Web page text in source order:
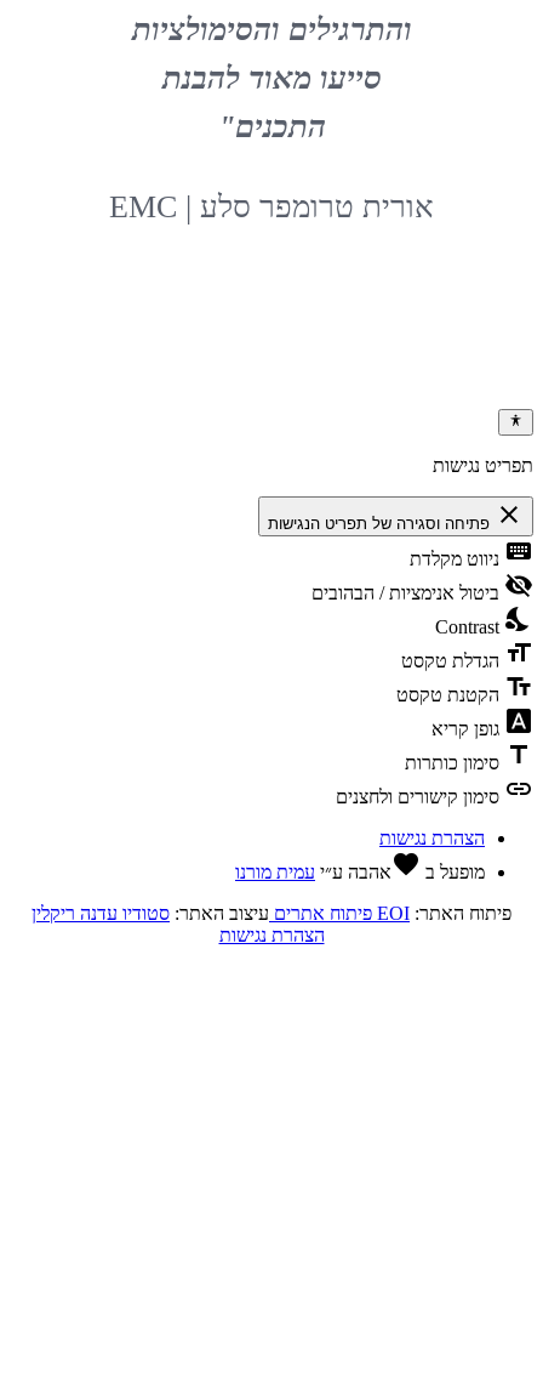
והתרגילים והסימולציות
סייעו מאוד להבנת
התכנים"
אורית טרומפר סלע | EMC
נגישות
פתיחה וסגירה של תפריט הנגישות
מקלדת
אנימציות / הבהובים
טקסט
טקסט
קריא
כותרות
קישורים ולחצנים
הצהרת נגישות
מופעל בfavorite אהבה ע״יעמית מורנו
האתר:EOI פיתוח אתרים עיצוב האתר:סטודיו עדנה ריקלין
הצהרת נגישות